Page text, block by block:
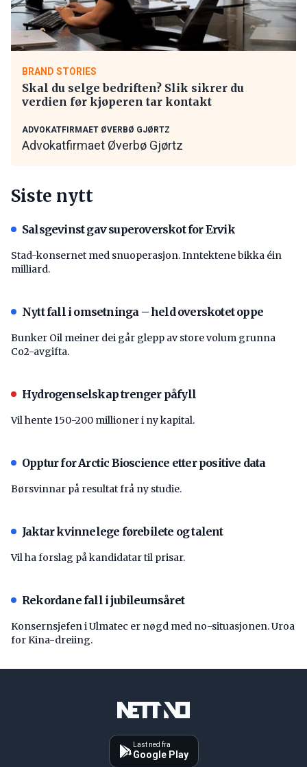
BRAND STORIES
Skal du selge bedriften? Slik sikrer du
verdien før kjøperen tar kontakt
ADVOKATFIRMAET ØVERBØ GJØRTZ
Advokatfirmaet Øverbø Gjørtz
Siste nytt
Salsgevinst gav superoverskot for Ervik
Stad-konsernet med snuoperasjon. Inntektene bikka éin
milliard.
Nytt fall i omsetninga – held overskotet oppe
Bunker Oil meiner dei går glepp av store volum grunna
Co2-avgifta.
Hydrogenselskap trenger påfyll
Vil hente 150-200 millioner i ny kapital.
Opptur for Arctic Bioscience etter positive data
Børsvinnar på resultat frå ny studie.
Jaktar kvinnelege førebilete og talent
Vil ha forslag på kandidatar til prisar.
Rekordane fall i jubileumsåret
Konsernsjefen i Ulmatec er nøgd med no-situasjonen. Uroa
for Kina-dreiing.
Last ned fra
Google Play